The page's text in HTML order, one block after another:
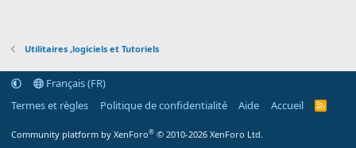
Utilitaires ,logiciels et Tutoriels
Français (FR)
Termes et règles
Politique de confidentialité Aide Accueil
R
Community platform by XenForo® © 2010-2026 XenForo Ltd.